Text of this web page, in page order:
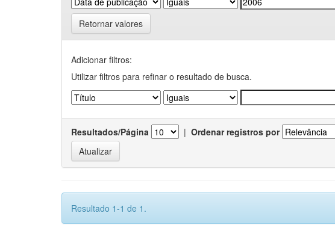
Retornar valores
Adicionar filtros:
Utilizar filtros para refinar o resultado de busca.
Resultados/Página | Ordenar registros por
Resultado 1-1 de 1.